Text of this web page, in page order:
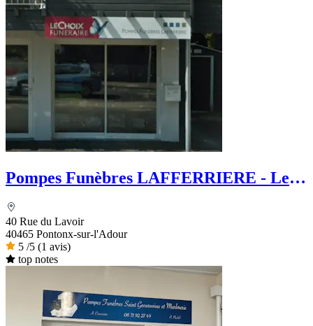
Pompes Funèbres LAFFERRIERE - Le
40 Rue du Lavoir
40465 Pontonx-sur-l'Adour
5 /5 (1 avis)
top notes